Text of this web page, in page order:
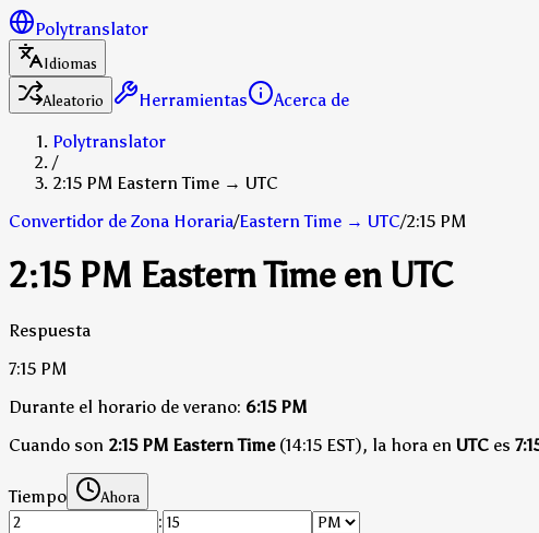
Polytranslator
Idiomas
Aleatorio
Herramientas
Acerca de
Polytranslator
/
2:15 PM Eastern Time → UTC
Convertidor de Zona Horaria/Eastern Time → UTC/2:15 PM
2:15 PM Eastern Time en UTC
Respuesta
7:15 PM
Durante el horario de verano: 6:15 PM
Cuando son 2:15 PM Eastern Time(14:15 EST), la hora en UTC es
Tiempo Ahora
: